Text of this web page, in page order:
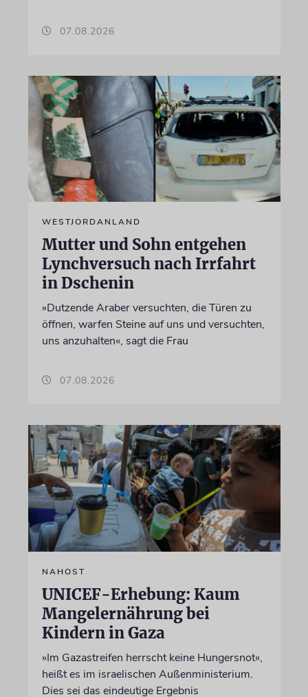
07.08.2026
WESTJORDANLAND
Mutter und Sohn entgehen
Lynchversuch nach Irrfahrt
in Dschenin
»Dutzende Araber versuchten, die Türen zu
öffnen, warfen Steine auf uns und versuchten,
uns anzuhalten«, sagt die Frau
07.08.2026
NAHOST
UNICEF-Erhebung: Kaum
Mangelernährung bei
Kindern in Gaza
»Im Gazastreifen herrscht keine Hungersnot«,
heißt es im israelischen Außenministerium.
Dies sei das eindeutige Ergebnis